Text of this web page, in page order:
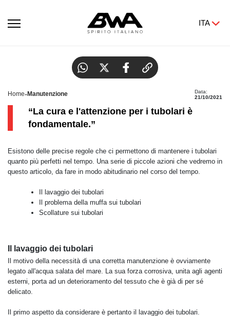
ITA
Home-Manutenzione
Data:
21/10/2021
“La cura e l'attenzione per i tubolari è
fondamentale.”
Esistono delle precise regole che ci permettono di mantenere i tubolari
quanto più perfetti nel tempo. Una serie di piccole azioni che vedremo in
questo articolo, da fare in modo abitudinario nel corso del tempo.
Il lavaggio dei tubolari
Il problema della muffa sui tubolari
Scollature sui tubolari
Il lavaggio dei tubolari
Il motivo della necessità di una corretta manutenzione è ovviamente
legato all'acqua salata del mare. La sua forza corrosiva, unita agli agenti
esterni, porta ad un deterioramento del tessuto che è già di per sé
delicato.
Il primo aspetto da considerare è pertanto il lavaggio dei tubolari.